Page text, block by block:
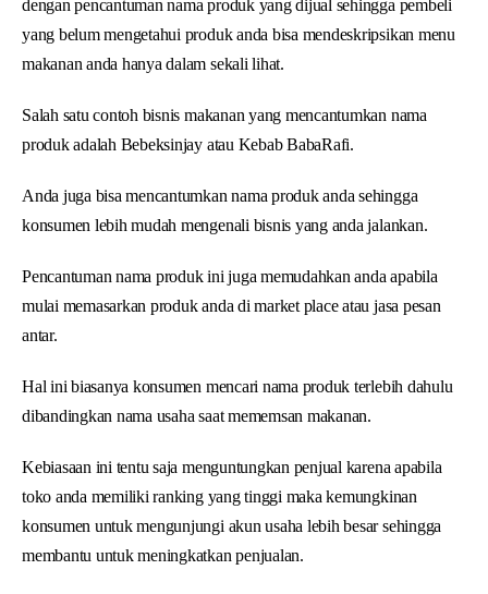
dengan pencantuman nama produk yang dijual sehingga pembeli
yang belum mengetahui produk anda bisa mendeskripsikan menu
makanan anda hanya dalam sekali lihat.
Salah satu contoh bisnis makanan yang mencantumkan nama
produk adalah Bebeksinjay atau Kebab BabaRafi.
Anda juga bisa mencantumkan nama produk anda sehingga
konsumen lebih mudah mengenali bisnis yang anda jalankan.
Pencantuman nama produk ini juga memudahkan anda apabila
mulai memasarkan produk anda di market place atau jasa pesan
antar.
Hal ini biasanya konsumen mencari nama produk terlebih dahulu
dibandingkan nama usaha saat mememsan makanan.
Kebiasaan ini tentu saja menguntungkan penjual karena apabila
toko anda memiliki ranking yang tinggi maka kemungkinan
konsumen untuk mengunjungi akun usaha lebih besar sehingga
membantu untuk meningkatkan penjualan.